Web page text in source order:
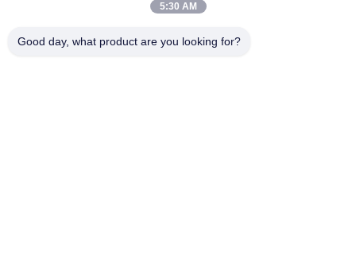
8.0 Metre 3300 XL 11Mm GE Bently Nevada titreşim sondası
5:30 AM
Good day, what product are you looking for?